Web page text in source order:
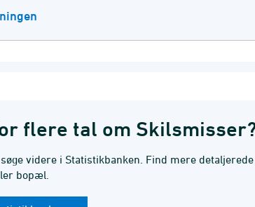
flere tal om
videre i Statistikbanken. Find mere
bopæl.